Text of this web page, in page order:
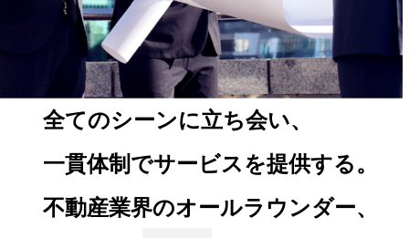
全てのシーンに立ち会い、
一貫体制でサービスを提供する。
不動産業界のオールラウンダー、